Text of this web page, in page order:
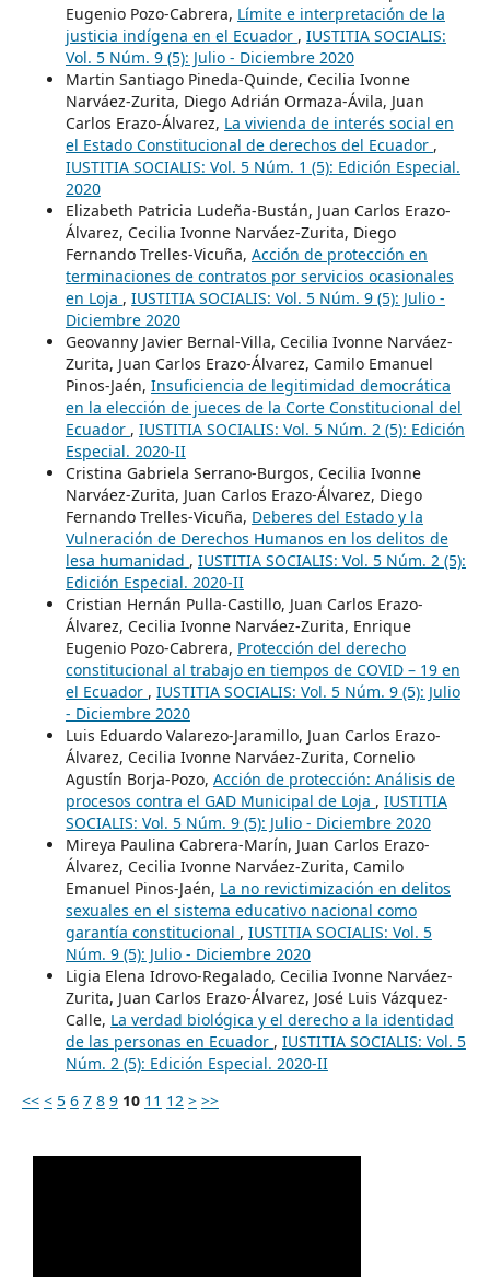
Eugenio Pozo-Cabrera, Límite e interpretación de la
justicia indígena en el Ecuador , IUSTITIA SOCIALIS:
Vol. 5 Núm. 9 (5): Julio - Diciembre 2020
Martin Santiago Pineda-Quinde, Cecilia Ivonne
Narváez-Zurita, Diego Adrián Ormaza-Ávila, Juan
Carlos Erazo-Álvarez, La vivienda de interés social en
el Estado Constitucional de derechos del Ecuador ,
IUSTITIA SOCIALIS: Vol. 5 Núm. 1 (5): Edición Especial.
2020
Elizabeth Patricia Ludeña-Bustán, Juan Carlos Erazo-
Álvarez, Cecilia Ivonne Narváez-Zurita, Diego
Fernando Trelles-Vicuña, Acción de protección en
terminaciones de contratos por servicios ocasionales
en Loja , IUSTITIA SOCIALIS: Vol. 5 Núm. 9 (5): Julio -
Diciembre 2020
Geovanny Javier Bernal-Villa, Cecilia Ivonne Narváez-
Zurita, Juan Carlos Erazo-Álvarez, Camilo Emanuel
Pinos-Jaén, Insuficiencia de legitimidad democrática
en la elección de jueces de la Corte Constitucional del
Ecuador , IUSTITIA SOCIALIS: Vol. 5 Núm. 2 (5): Edición
Especial. 2020-II
Cristina Gabriela Serrano-Burgos, Cecilia Ivonne
Narváez-Zurita, Juan Carlos Erazo-Álvarez, Diego
Fernando Trelles-Vicuña, Deberes del Estado y la
Vulneración de Derechos Humanos en los delitos de
lesa humanidad , IUSTITIA SOCIALIS: Vol. 5 Núm. 2 (5):
Edición Especial. 2020-II
Cristian Hernán Pulla-Castillo, Juan Carlos Erazo-
Álvarez, Cecilia Ivonne Narváez-Zurita, Enrique
Eugenio Pozo-Cabrera, Protección del derecho
constitucional al trabajo en tiempos de COVID – 19 en
el Ecuador , IUSTITIA SOCIALIS: Vol. 5 Núm. 9 (5): Julio
- Diciembre 2020
Luis Eduardo Valarezo-Jaramillo, Juan Carlos Erazo-
Álvarez, Cecilia Ivonne Narváez-Zurita, Cornelio
Agustín Borja-Pozo, Acción de protección: Análisis de
procesos contra el GAD Municipal de Loja , IUSTITIA
SOCIALIS: Vol. 5 Núm. 9 (5): Julio - Diciembre 2020
Mireya Paulina Cabrera-Marín, Juan Carlos Erazo-
Álvarez, Cecilia Ivonne Narváez-Zurita, Camilo
Emanuel Pinos-Jaén, La no revictimización en delitos
sexuales en el sistema educativo nacional como
garantía constitucional , IUSTITIA SOCIALIS: Vol. 5
Núm. 9 (5): Julio - Diciembre 2020
Ligia Elena Idrovo-Regalado, Cecilia Ivonne Narváez-
Zurita, Juan Carlos Erazo-Álvarez, José Luis Vázquez-
Calle, La verdad biológica y el derecho a la identidad
de las personas en Ecuador , IUSTITIA SOCIALIS: Vol. 5
Núm. 2 (5): Edición Especial. 2020-II
<< < 5 6 7 8 9 10 11 12 > >>